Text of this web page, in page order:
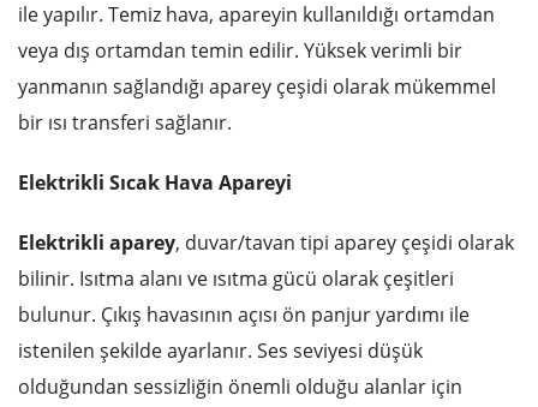
ile yapılır. Temiz hava, apareyin kullanıldığı ortamdan
veya dış ortamdan temin edilir. Yüksek verimli bir
yanmanın sağlandığı aparey çeşidi olarak mükemmel
bir ısı transferi sağlanır.
Elektrikli Sıcak Hava Apareyi
Elektrikli aparey, duvar/tavan tipi aparey çeşidi olarak
bilinir. Isıtma alanı ve ısıtma gücü olarak çeşitleri
bulunur. Çıkış havasının açısı ön panjur yardımı ile
istenilen şekilde ayarlanır. Ses seviyesi düşük
olduğundan sessizliğin önemli olduğu alanlar için